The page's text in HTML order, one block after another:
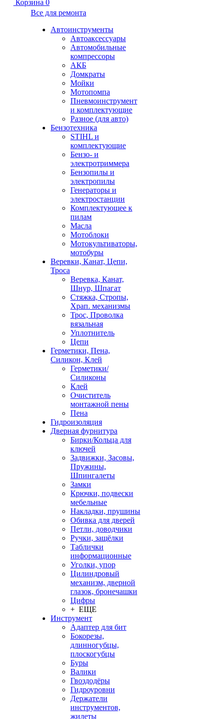
Корзина 0
Все для ремонта
Автоинструменты
Автоаксессуары
Автомобильные
компрессоры
АКБ
Домкраты
Мойки
Мотопомпа
Пневмоинструмент
и комплектующие
Разное (для авто)
Бензотехника
STIHL и
комплектующие
Бензо- и
электротриммера
Бензопилы и
электропилы
Генераторы и
электростанции
Комплектующее к
пилам
Масла
Мотоблоки
Мотокультиваторы,
мотобуры
Веревки, Канат, Цепи,
Троса
Веревка, Канат,
Шнур, Шпагат
Стяжка, Стропы,
Храп. механизмы
Трос, Проволка
вязальная
Уплотнитель
Цепи
Герметики, Пена,
Силикон, Клей
Герметики/
Силиконы
Клей
Очиститель
монтажной пены
Пена
Гидроизоляция
Дверная фурнитура
Бирки/Кольца для
ключей
Задвижки, Засовы,
Пружины,
Шпингалеты
Замки
Крючки, подвески
мебельные
Накладки, прушины
Обивка для дверей
Петли, доводчики
Ручки, защёлки
Таблички
информационные
Уголки, упор
Цилиндровый
механизм, дверной
глазок, бронечашки
Цифры
+ ЕЩЕ
Инструмент
Адаптер для бит
Бокорезы,
длинногубцы,
плоскогубцы
Буры
Валики
Гвоздодёры
Гидроуровни
Держатели
инструментов,
жилеты